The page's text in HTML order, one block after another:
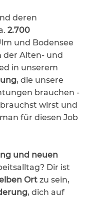
deren
2.700
und Bodensee
der Alten- und
in unserem
, die unsere
brauchen -
wirst und
für diesen Job
und neuen
Dir ist
Ortzu sein,
, dich auf